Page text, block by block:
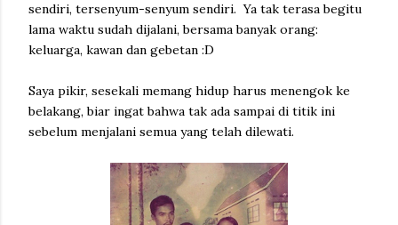
sendiri, tersenyum-senyum sendiri. Ya tak terasa begitu
lama waktu sudah dijalani, bersama banyak orang:
keluarga, kawan dan gebetan :D
Saya pikir, sesekali memang hidup harus menengok ke
belakang, biar ingat bahwa tak ada sampai di titik ini
sebelum menjalani semua yang telah dilewati.